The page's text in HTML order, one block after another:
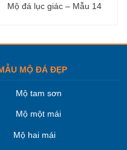
Mộ đá lục giác – Mẫu 14
MỘ ĐÁ ĐẸP
Mộ tam sơn
Mộ một mái
Mộ hai mái